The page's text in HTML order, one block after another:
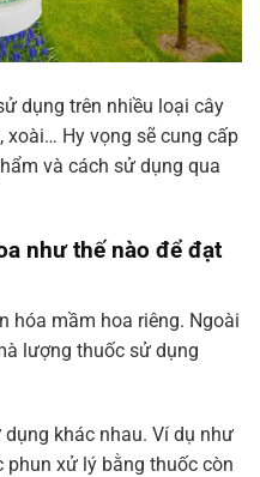
dụng trên nhiều loại cây
xoài… Hy vọng sẽ cung cấp
và cách sử dụng qua
như thế nào để đạt
hóa mầm hoa riêng. Ngoài
lượng thuốc sử dụng
khác nhau. Ví dụ như
xử lý bằng thuốc còn